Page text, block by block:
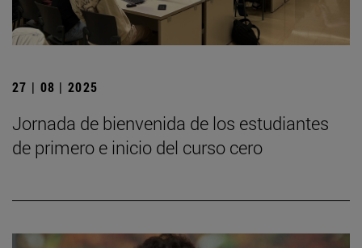
27 | 08 | 2025
Jornada de bienvenida de los estudiantes
de primero e inicio del curso cero